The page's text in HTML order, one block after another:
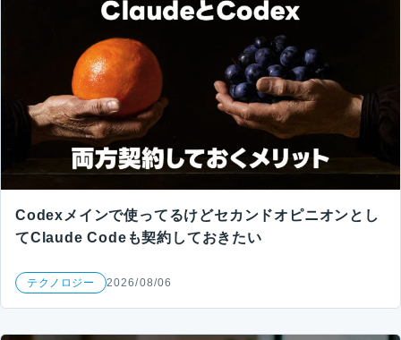
Codexメインで使ってるけどセカンドオピニオンとし
てClaude Codeも契約しておきたい
テクノロジー 2026/08/06